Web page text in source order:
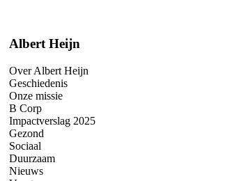
Albert Heijn
Over Albert Heijn
Geschiedenis
Onze missie
B Corp
Impactverslag 2025
Gezond
Sociaal
Duurzaam
Nieuws